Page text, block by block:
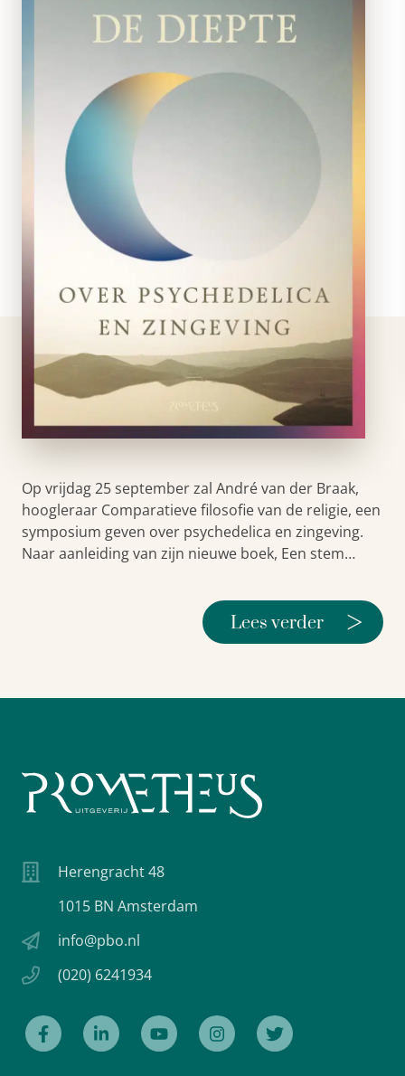
Op vrijdag 25 september zal André van der Braak,
hoogleraar Comparatieve filosofie van de religie, een
symposium geven over psychedelica en zingeving.
Naar aanleiding van zijn nieuwe boek, Een stem…
Lees verder >
Herengracht 48
1015 BN Amsterdam
info@pbo.nl
(020) 6241934